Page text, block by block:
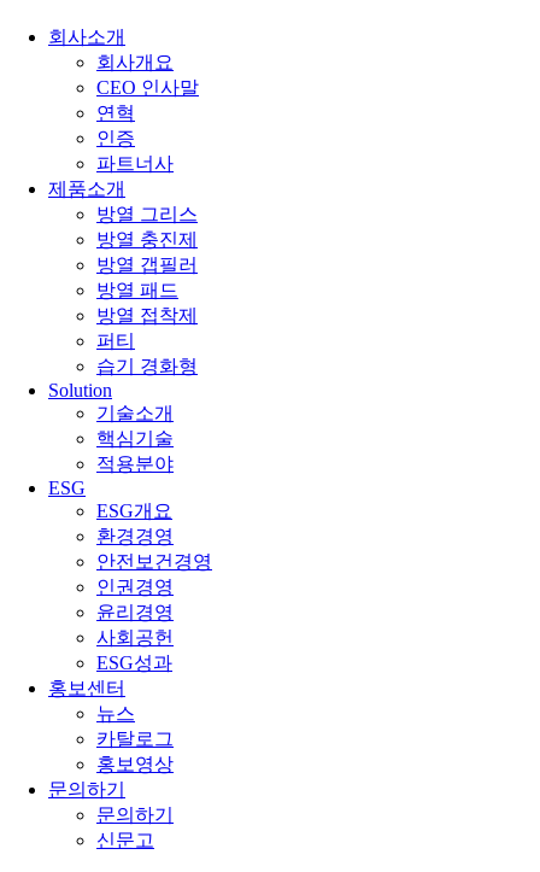
회사소개
회사개요
CEO 인사말
연혁
인증
파트너사
제품소개
방열 그리스
방열 충진제
방열 갭필러
방열 패드
방열 접착제
퍼티
습기 경화형
Solution
기술소개
핵심기술
적용분야
ESG
ESG개요
환경경영
안전보건경영
인권경영
윤리경영
사회공헌
ESG성과
홍보센터
뉴스
카탈로그
홍보영상
문의하기
문의하기
신문고